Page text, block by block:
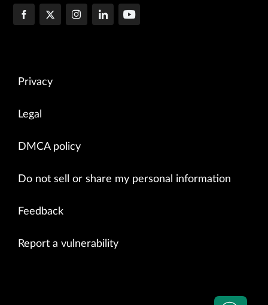
Privacy
Legal
DMCA policy
Do not sell or share my personal information
Feedback
Report a vulnerability